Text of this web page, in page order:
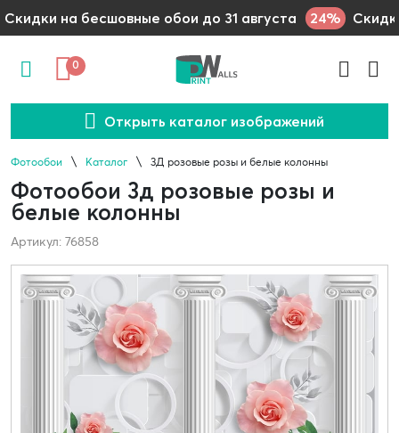
Скидки на бесшовные обои до 31 августа 24%
0
Открыть каталог изображений
Фотообои Каталог 3Д розовые розы и белые колонны
Фотообои 3д розовые розы и
белые колонны
Артикул: 76858